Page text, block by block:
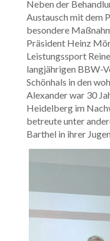
Neben der
Austausch mit dem
besondere
Präsident Heinz
Leistungssport
langjährigen BBW-
Schönhals in den
Alexander war 30
Heidelberg im
betreute unter
Barthel in ihrer